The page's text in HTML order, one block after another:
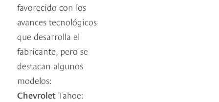
favorecido con los
avances tecnológicos
que desarrolla el
fabricante, pero se
destacan algunos
modelos:
Chevrolet Tahoe: